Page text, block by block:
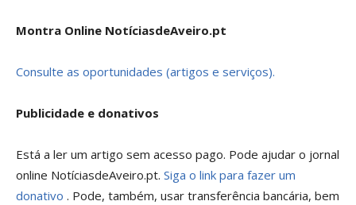
Montra Online NotíciasdeAveiro.pt
Consulte as oportunidades (artigos e serviços).
Publicidade e donativos
Está a ler um artigo sem acesso pago. Pode ajudar o jornal
online NotíciasdeAveiro.pt. Siga o link para fazer um
donativo . Pode, também, usar transferência bancária, bem